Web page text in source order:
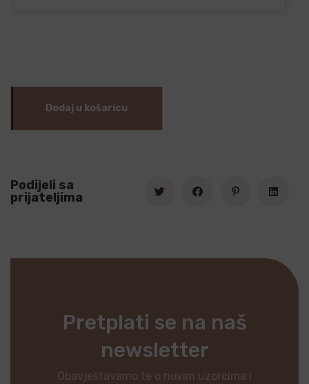
Dodaj u košaricu
Podijeli sa
prijateljima
Pretplati se na naš
newsletter
Obavještavamo te o novim uzorcima i